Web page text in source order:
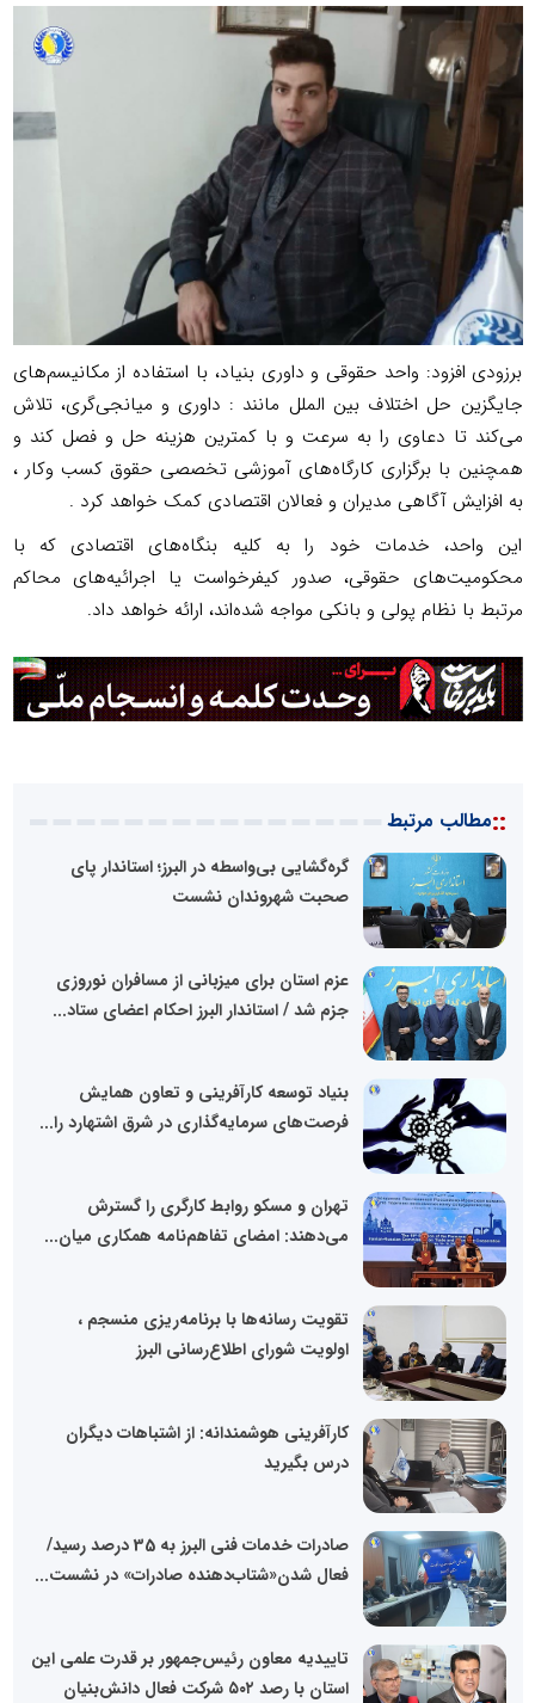
برزودی افزود: واحد حقوقی و داوری بنیاد، با استفاده از مکانیسم‌های
جایگزین حل اختلاف بین الملل مانند : داوری و میانجی‌گری، تلاش
می‌کند تا دعاوی را به سرعت و با کمترین هزینه حل و فصل کند و
همچنین با برگزاری کارگاه‌های آموزشی تخصصی حقوق کسب‌ وکار ،
به افزایش آگاهی مدیران و فعالان اقتصادی کمک خواهد کرد .
این واحد، خدمات خود را به کلیه بنگاه‌های اقتصادی که با
محکومیت‌های حقوقی، صدور کیفرخواست یا اجرائیه‌های محاکم
مرتبط با نظام پولی و بانکی مواجه شده‌اند، ارائه خواهد داد.
::مطالب مرتبط
گره‌گشایی بی‌واسطه در البرز؛ استاندار پای
صحبت‌ شهروندان نشست
عزم استان برای میزبانی از مسافران نوروزی
جزم شد / استاندار البرز احکام اعضای ستاد...
بنیاد توسعه کارآفرینی و تعاون همایش
فرصت‌های سرمایه‌گذاری در شرق اشتهارد را...
تهران و مسکو روابط کارگری را گسترش
می‌دهند: امضای تفاهم‌نامه همکاری میان...
تقویت رسانه‌ها با برنامه‌ریزی منسجم ،
اولویت شورای اطلاع‌رسانی البرز
کارآفرینی هوشمندانه: از اشتباهات دیگران
درس بگیرید
صادرات خدمات فنی البرز به 35 درصد رسید/
فعال شدن«شتاب‌دهنده صادرات» در نشست...
تاییدیه معاون رئیس‌جمهور بر قدرت علمی این
استان با رصد ۵۰۲ شرکت فعال دانش‌بنیان